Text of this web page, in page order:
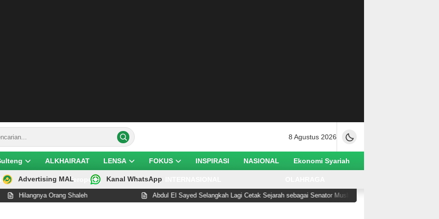
8 Agustus 2026
ALKHAIRAAT LENSA FOKUS INSPIRASI NASIONAL Ekonomi Syariah
Teropong
Advertising MAL Kanal WhatsApp
Hilangnya Orang Shaleh Abdul El Sayed Selangkah Lagi Cetak Sejarah sebagai Senator Muslim Pertama AS